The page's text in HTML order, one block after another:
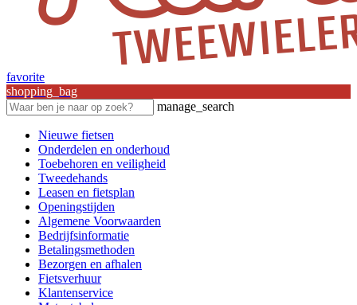
favorite
shopping_bag
manage_search
Nieuwe fietsen
Onderdelen en onderhoud
Toebehoren en veiligheid
Tweedehands
Leasen en fietsplan
Openingstijden
Algemene Voorwaarden
Bedrijfsinformatie
Betalingsmethoden
Bezorgen en afhalen
Fietsverhuur
Klantenservice